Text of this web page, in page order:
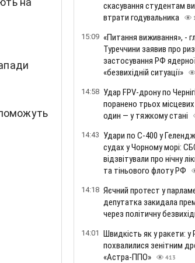
скасування студентам
втрати годувальника
15:09 «Питання виживання», -
Туреччини заявив про
застосування РФ
«безвихідній ситуації»
14:58 Удар FPV-дрону по
поранено трьох
один — у тяжкому стані
14:43 Удари по С-400 у
судах у Чорному морі:
відзвітували про нічну
та тіньового флоту РФ
14:18 Яєчний протест у
депутатка закидала
через політичну
14:01 Швидкість як у ракети: у
похвалилися зенітним
«Астра-ППО»
413